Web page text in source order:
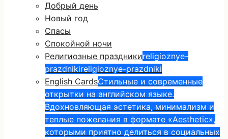
Добрый день
Новый год
Спасы
Спокойной ночи
Религиозные праздникиreligioznye-
prazdnikireligioznye-prazdniki
English CardsСтильные и современные
открытки на английском языке.
Вдохновляющая эстетика, минимализм и
теплые пожелания в формате «Aesthetic»,
которыми приятно делиться в социальных